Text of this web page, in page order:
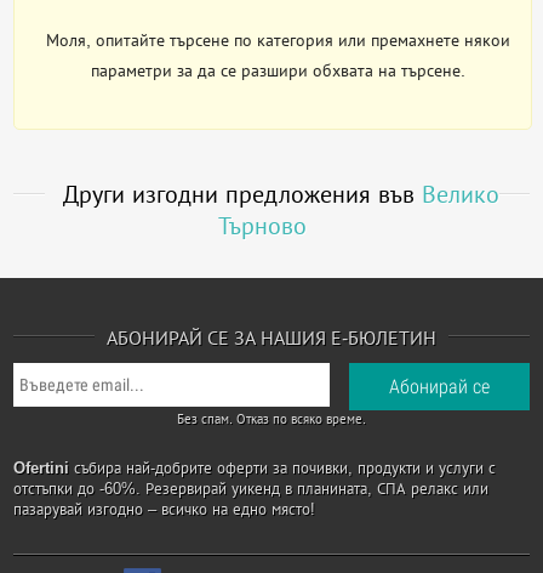
Моля, опитайте търсене по категория или премахнете някои
параметри за да се разшири обхвата на търсене.
Други изгодни предложения във Велико
Търново
АБОНИРАЙ СЕ ЗА НАШИЯ Е-БЮЛЕТИН
Без спам. Отказ по всяко време.
Ofertini събира най-добрите оферти за почивки, продукти и услуги с
отстъпки до -60%. Резервирай уикенд в планината, СПА релакс или
пазарувай изгодно – всичко на едно място!